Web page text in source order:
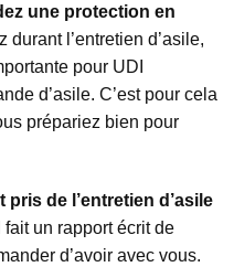
une protection en
durant l’entretien d’asile,
pour UDI
d’asile. C’est pour cela
prépariez bien pour
de l’entretien d’asile
un rapport écrit de
d’avoir avec vous.